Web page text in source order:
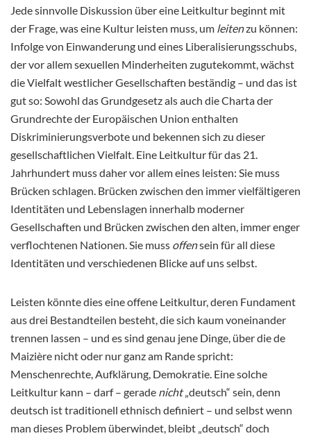
Jede sinnvolle Diskussion über eine Leitkultur beginnt mit
der Frage, was eine Kultur leisten muss, um leitenzu können:
Infolge von Einwanderung und eines Liberalisierungsschubs,
der vor allem sexuellen Minderheiten zugutekommt, wächst
die Vielfalt westlicher Gesellschaften beständig – und das ist
gut so: Sowohl das Grundgesetz als auch die Charta der
Grundrechte der Europäischen Union enthalten
Diskriminierungsverbote und bekennen sich zu dieser
gesellschaftlichen Vielfalt. Eine Leitkultur für das 21.
Jahrhundert muss daher vor allem eines leisten: Sie muss
Brücken schlagen. Brücken zwischen den immer vielfältigeren
Identitäten und Lebenslagen innerhalb moderner
Gesellschaften und Brücken zwischen den alten, immer enger
verflochtenen Nationen. Sie muss offensein für all diese
Identitäten und verschiedenen Blicke auf uns selbst.
Leisten könnte dies eine offene Leitkultur, deren Fundament
aus drei Bestandteilen besteht, die sich kaum voneinander
trennen lassen – und es sind genau jene Dinge, über die de
Maizière nicht oder nur ganz am Rande spricht:
Menschenrechte, Aufklärung, Demokratie. Eine solche
Leitkultur kann – darf – gerade nicht„deutsch“ sein, denn
deutsch ist traditionell ethnisch definiert – und selbst wenn
man dieses Problem überwindet, bleibt „deutsch“ doch